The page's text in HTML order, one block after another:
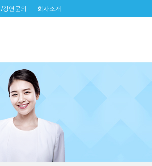
강연문의 회사소개